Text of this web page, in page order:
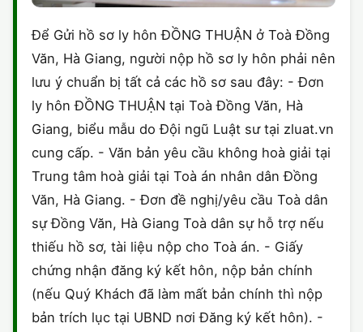
Để Gửi hồ sơ ly hôn ĐỒNG THUẬN ở Toà Đồng
Văn, Hà Giang, người nộp hồ sơ ly hôn phải nên
lưu ý chuẩn bị tất cả các hồ sơ sau đây: - Đơn
ly hôn ĐỒNG THUẬN tại Toà Đồng Văn, Hà
Giang, biểu mẫu do Đội ngũ Luật sư tại zluat.vn
cung cấp. - Văn bản yêu cầu không hoà giải tại
Trung tâm hoà giải tại Toà án nhân dân Đồng
Văn, Hà Giang. - Đơn đề nghị/yêu cầu Toà dân
sự Đồng Văn, Hà Giang Toà dân sự hỗ trợ nếu
thiếu hồ sơ, tài liệu nộp cho Toà án. - Giấy
chứng nhận đăng ký kết hôn, nộp bản chính
(nếu Quý Khách đã làm mất bản chính thì nộp
bản trích lục tại UBND nơi Đăng ký kết hôn). -